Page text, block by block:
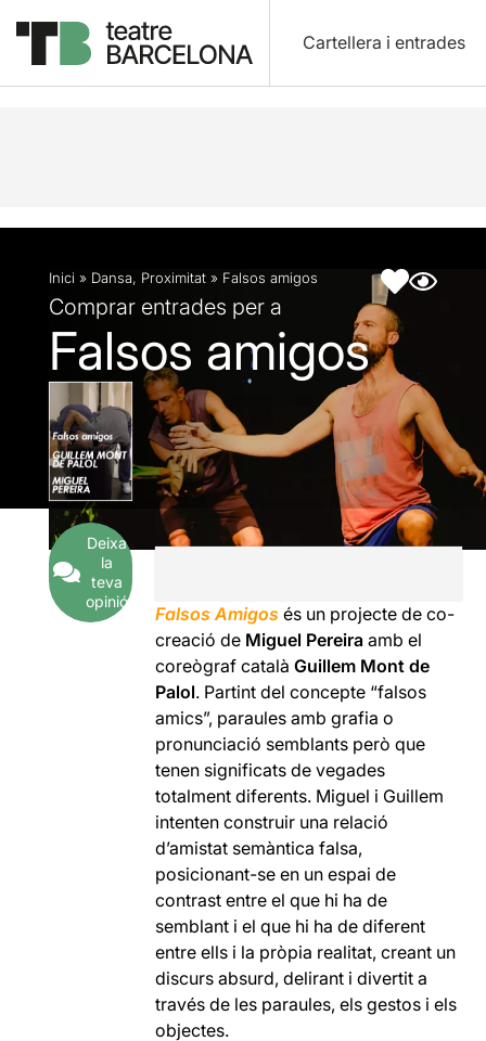
Cartellera i entrades
Descripció Fitxa artística Fotos i vídeos
Inici » Dansa, Proximitat » Falsos amigos
Comprar entrades per a
Falsos amigos
Deixa
la
teva
opinió
Falsos Amigos és un projecte de co-
creació de Miguel Pereira amb el
coreògraf català Guillem Mont de
Palol. Partint del concepte “falsos
amics”, paraules amb grafia o
pronunciació semblants però que
tenen significats de vegades
totalment diferents. Miguel i Guillem
intenten construir una relació
d’amistat semàntica falsa,
posicionant-se en un espai de
contrast entre el que hi ha de
semblant i el que hi ha de diferent
entre ells i la pròpia realitat, creant un
discurs absurd, delirant i divertit a
través de les paraules, els gestos i els
objectes.